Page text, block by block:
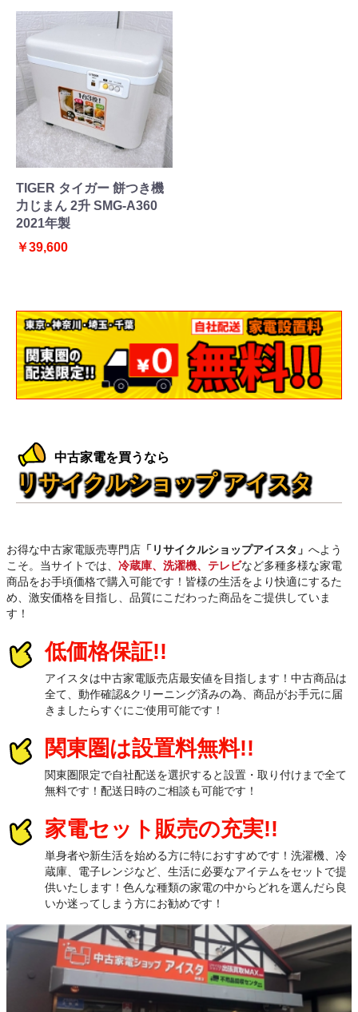
TIGER タイガー 餅つき機
力じまん 2升 SMG-A360
2021年製
￥39,600
中古家電を買うなら
リサイクルショップ アイスタ
お得な中古家電販売専門店 「リサイクルショップアイスタ」 へよう
こそ。当サイトでは、 冷蔵庫、洗濯機、テレビなど多種多様な家電
商品をお手頃価格で購入可能です！皆様の生活をより快適にするた
め、激安価格を目指し、品質にこだわった商品をご提供していま
す！
低価格保証!!
アイスタは中古家電販売店最安値を目指します！中古商品は
全て、動作確認&クリーニング済みの為、商品がお手元に届
きましたらすぐにご使用可能です！
関東圏は設置料無料!!
関東圏限定で自社配送を選択すると設置・取り付けまで全て
無料です！配送日時のご相談も可能です！
家電セット販売の充実!!
単身者や新生活を始める方に特におすすめです！洗濯機、冷
蔵庫、電子レンジなど、生活に必要なアイテムをセットで提
供いたします！色んな種類の家電の中からどれを選んだら良
いか迷ってしまう方にお勧めです！